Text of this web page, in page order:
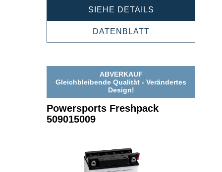
SIEHE DETAILS
DATENBLATTPOWERSPORTS
ABVERKAUF
Gleichbleibende Qualität - Verändertes
Design!
Powersports Freshpack
509015009